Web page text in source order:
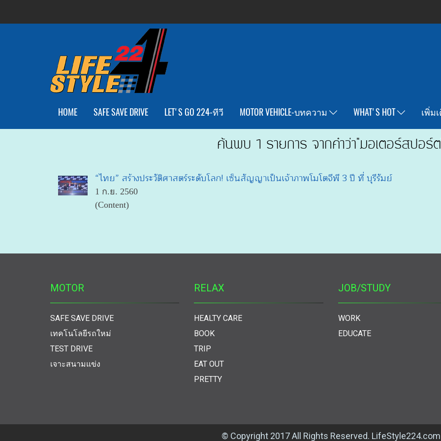
HOME SAFE SAVE DRIVE LET'S GO 224-ทีวี MOTOR VEHICLE-บทความ WHAT'S HOT เพิ่ม
ค้นพบ 1 รายการ จากคำว่า"มอเตอร์สปอร์
“ไทย” สร้างประวัติศาสตร์ระดับโลก! เซ็นสัญญาเป็นเจ้าภาพโมโตจีพี 3 ปี ที่ บุรีรัมย์
1 ก.ย. 2560
(Content)
MOTOR
SAFE SAVE DRIVE
เทคโนโลยีรถใหม่
TEST DRIVE
เจาะสนามแข่ง
RELAX
HEALTY CARE
BOOK
TRIP
EAT OUT
PRETTY
JOB/STUDY
WORK
EDUCATE
© Copyright 2017 All Rights Reserved. LifeStyle224.com